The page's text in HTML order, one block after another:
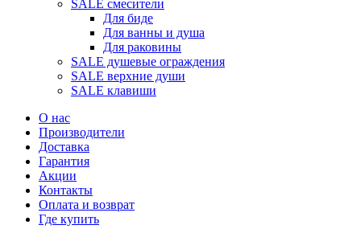
SALE смесители
Для биде
Для ванны и душа
Для раковины
SALE душевые ограждения
SALE верхние души
SALE клавиши
О нас
Производители
Доставка
Гарантия
Акции
Контакты
Оплата и возврат
Где купить